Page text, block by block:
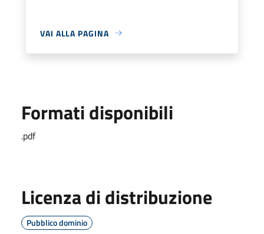
VAI ALLA PAGINA
Formati disponibili
.pdf
Licenza di distribuzione
Pubblico dominio